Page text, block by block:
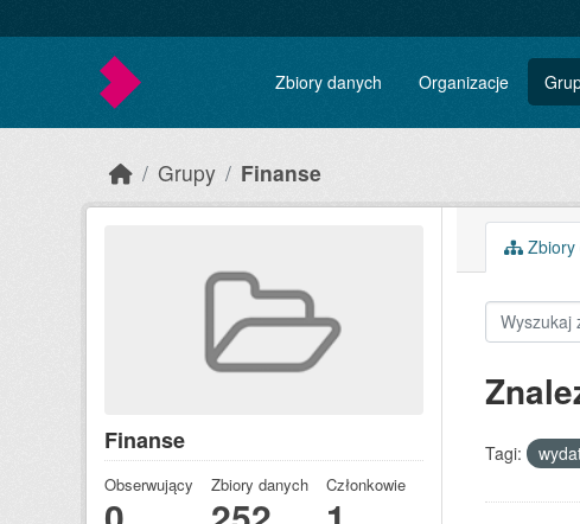
Zbiory danych Organizacje
Grupy Finanse
Finanse
Obserwujący Zbiory danych Członkowie
Zbiory
Tagi: